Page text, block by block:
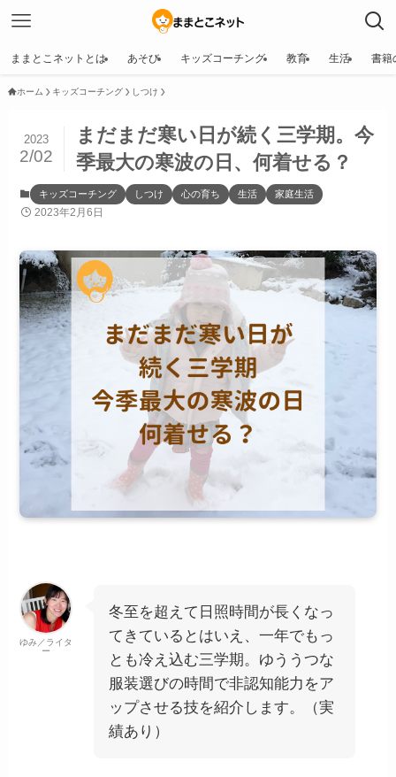
ままとこネットとは あそび キッズコーチング 教育 生活 書籍
ホーム キッズコーチング しつけ
まだまだ寒い日が続く三学期。今
季最大の寒波の日、何着せる？
2023
2/02
キッズコーチング しつけ 心の育ち 生活 家庭生活
2023年2月6日
ゆみ／ライタ
ー
冬至を超えて日照時間が長くなっ
てきているとはいえ、一年でもっ
とも冷え込む三学期。ゆううつな
服装選びの時間で非認知能力をア
ップさせる技を紹介します。（実
績あり）